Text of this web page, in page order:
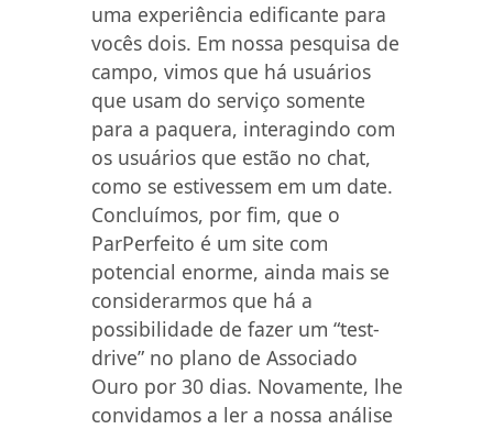
uma experiência edificante para
vocês dois. Em nossa pesquisa de
campo, vimos que há usuários
que usam do serviço somente
para a paquera, interagindo com
os usuários que estão no chat,
como se estivessem em um date.
Concluímos, por fim, que o
ParPerfeito é um site com
potencial enorme, ainda mais se
considerarmos que há a
possibilidade de fazer um “test-
drive” no plano de Associado
Ouro por 30 dias. Novamente, lhe
convidamos a ler a nossa análise